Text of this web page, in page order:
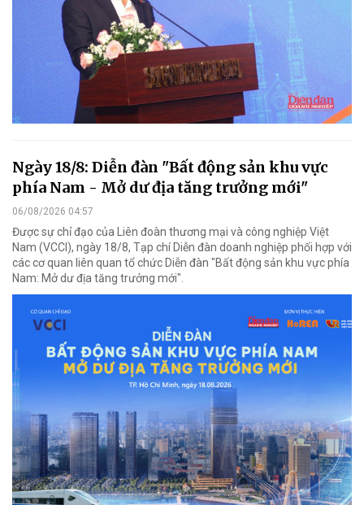
Ngày 18/8: Diễn đàn "Bất động sản khu vực
phía Nam - Mở dư địa tăng trưởng mới"
06/08/2026 04:57
Được sự chỉ đạo của Liên đoàn thương mại và công nghiệp Việt
Nam (VCCI), ngày 18/8, Tạp chí Diễn đàn doanh nghiệp phối hợp với
các cơ quan liên quan tổ chức Diễn đàn "Bất động sản khu vực phía
Nam: Mở dư địa tăng trưởng mới".